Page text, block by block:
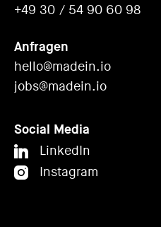
+49 30 / 54 90 60 98
Anfragen
hello@madein.io
jobs@madein.io
Social Media
LinkedIn
Instagram